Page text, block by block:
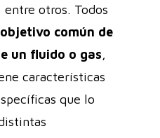
entre otros. Todos
objetivo común de
un fluido o gas,
características
que lo